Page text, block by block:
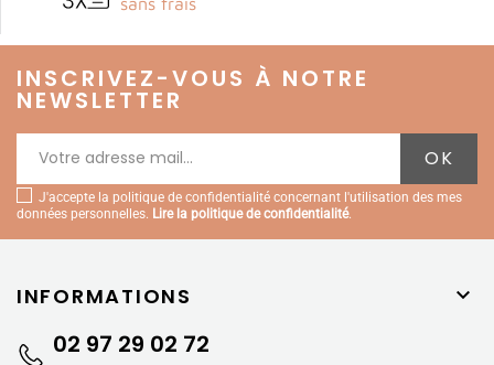
INSCRIVEZ-VOUS À NOTRE
NEWSLETTER
J'accepte la politique de confidentialité concernant l'utilisation des mes
données personnelles. Lire la politique de confidentialité.
INFORMATIONS 
02 97 29 02 72